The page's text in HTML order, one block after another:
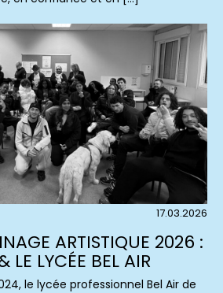
17.03.2026
ARTISTIQUE 2026 :
LE LYCÉE BEL AIR
le lycée professionnel Bel Air de